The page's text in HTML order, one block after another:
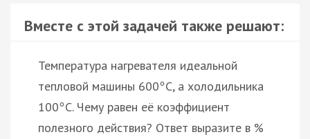
Вместе с этой задачей также решают:
Температура нагревателя идеальной
тепловой машины 600°C, а холодильника
100°C. Чему равен её коэффициент
полезного действия? Ответ выразите в %